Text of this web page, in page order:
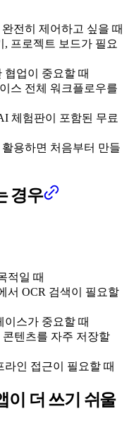
전히 제어하고 싶을 때
프로젝트 보드가 필요
업이 중요할 때
스 전체 워크플로우를
체험판이 포함된 무료
활용하면 처음부터 만들
경우
적일 때
서 OCR 검색이 필요할
이스가 중요할 때
콘텐츠를 자주 저장할
인 접근이 필요할 때
이 더 쓰기 쉬울